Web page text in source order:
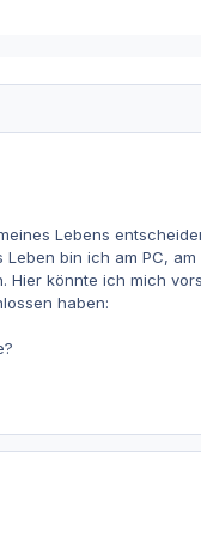
Lebens
bin ich am PC,
Hier könnte ich mich
haben: